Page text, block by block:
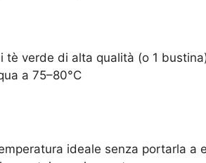
tè verde di alta qualità (o 1
a 75–80°C
ideale senza portarla a